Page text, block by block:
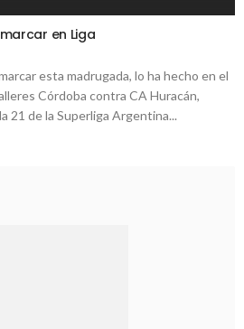
en Liga
esta madrugada, lo ha hecho en el
Córdoba contra CA Huracán,
21 de la Superliga Argentina...